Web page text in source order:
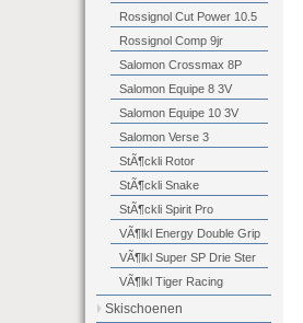
Rossignol Cut Power 10.5
Rossignol Comp 9jr
Salomon Crossmax 8P
Salomon Equipe 8 3V
Salomon Equipe 10 3V
Salomon Verse 3
StÃ¶ckli Rotor
StÃ¶ckli Snake
StÃ¶ckli Spirit Pro
VÃ¶lkl Energy Double Grip
VÃ¶lkl Super SP Drie Ster
VÃ¶lkl Tiger Racing
Skischoenen